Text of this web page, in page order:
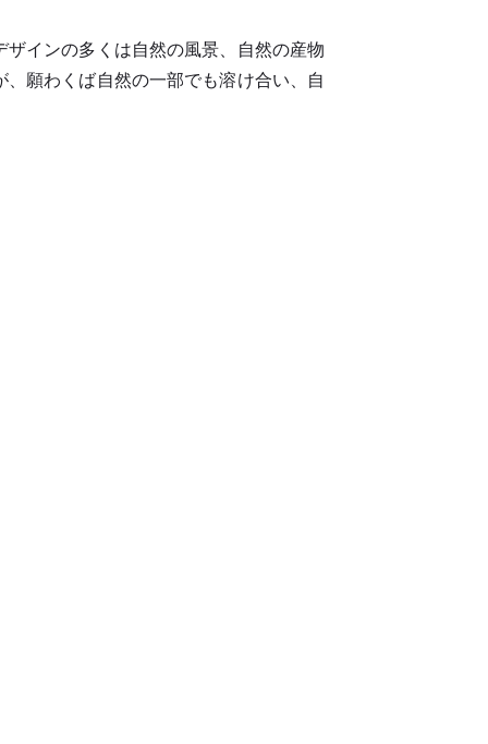
ザインの多くは自然の風景、自然の産物
願わくば自然の一部でも溶け合い、自